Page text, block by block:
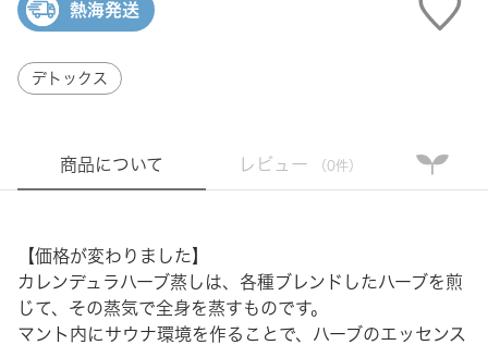
熱海発送
デトックス
商品について レビュー （0件）
【価格が変わりました】
カレンデュラハーブ蒸しは、各種ブレンドしたハーブを煎
じて、その蒸気で全身を蒸すものです。
マント内にサウナ環境を作ることで、ハーブのエッセンス